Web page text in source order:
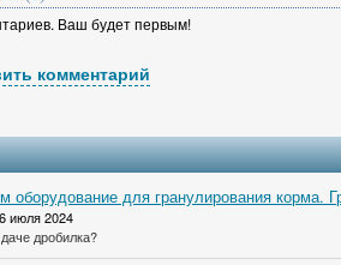
Ваш будет первым!
комментарий
оборудование для гранулирования корма.
6 июля 2024
дробилка?